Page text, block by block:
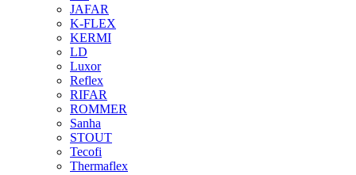
JAFAR
K-FLEX
KERMI
LD
Luxor
Reflex
RIFAR
ROMMER
Sanha
STOUT
Tecofi
Thermaflex